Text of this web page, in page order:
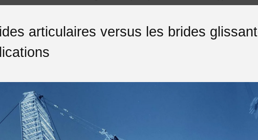
articulaires versus les brides